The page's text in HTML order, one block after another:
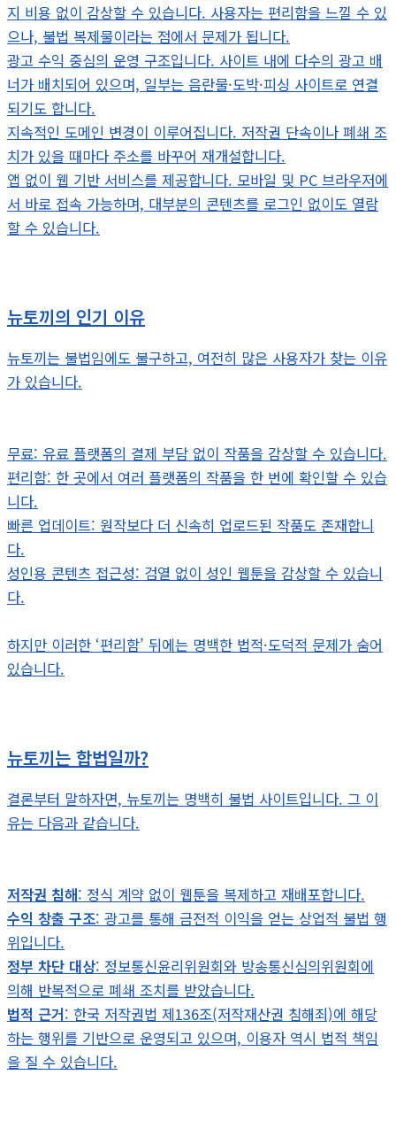
지 비용 없이 감상할 수 있습니다. 사용자는 편리함을 느낄 수 있
으나, 불법 복제물이라는 점에서 문제가 됩니다.
광고 수익 중심의 운영 구조입니다. 사이트 내에 다수의 광고 배
너가 배치되어 있으며, 일부는 음란물·도박·피싱 사이트로 연결
되기도 합니다.
지속적인 도메인 변경이 이루어집니다. 저작권 단속이나 폐쇄 조
치가 있을 때마다 주소를 바꾸어 재개설합니다.
앱 없이 웹 기반 서비스를 제공합니다. 모바일 및 PC 브라우저에
서 바로 접속 가능하며, 대부분의 콘텐츠를 로그인 없이도 열람
할 수 있습니다.
뉴토끼의 인기 이유
뉴토끼는 불법임에도 불구하고, 여전히 많은 사용자가 찾는 이유
가 있습니다.
무료: 유료 플랫폼의 결제 부담 없이 작품을 감상할 수 있습니다.
편리함: 한 곳에서 여러 플랫폼의 작품을 한 번에 확인할 수 있습
니다.
빠른 업데이트: 원작보다 더 신속히 업로드된 작품도 존재합니
다.
성인용 콘텐츠 접근성: 검열 없이 성인 웹툰을 감상할 수 있습니
다.
하지만 이러한 ‘편리함’ 뒤에는 명백한 법적·도덕적 문제가 숨어
있습니다.
뉴토끼는 합법일까?
결론부터 말하자면, 뉴토끼는 명백히 불법 사이트입니다. 그 이
유는 다음과 같습니다.
저작권 침해: 정식 계약 없이 웹툰을 복제하고 재배포합니다.
수익 창출 구조: 광고를 통해 금전적 이익을 얻는 상업적 불법 행
위입니다.
정부 차단 대상: 정보통신윤리위원회와 방송통신심의위원회에
의해 반복적으로 폐쇄 조치를 받았습니다.
법적 근거: 한국 저작권법 제136조(저작재산권 침해죄)에 해당
하는 행위를 기반으로 운영되고 있으며, 이용자 역시 법적 책임
을 질 수 있습니다.